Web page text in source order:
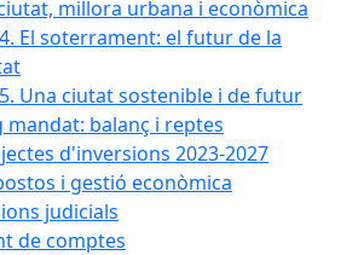
millora urbana i econòmica
El soterrament: el futur de la
Una ciutat sostenible i de futur
mandat: balanç i reptes
d'inversions 2023-2027
i gestió econòmica
judicials
de comptes